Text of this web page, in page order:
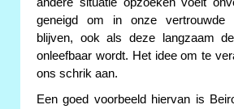
geneigd om in onze vertrouwde
blijven, ook als deze langzaam
onleefbaar wordt. Het idee om te
ons schrik aan.
Een goed voorbeeld hiervan is